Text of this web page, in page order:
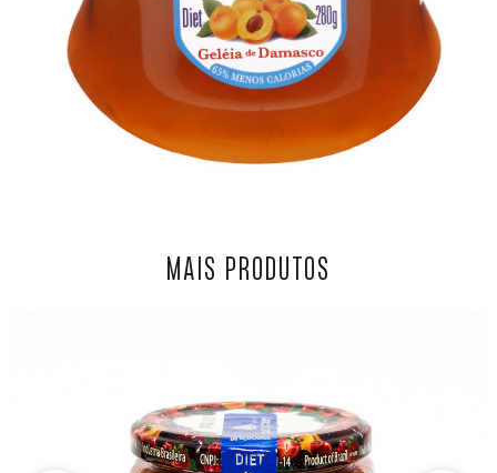
MAIS PRODUTOS